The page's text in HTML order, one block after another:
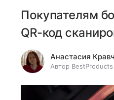
Покупателям
QR-код
Анастасия
Автор BestProducts